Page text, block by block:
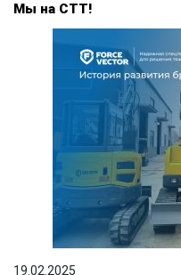
Мы на СТТ!
19.02.2025